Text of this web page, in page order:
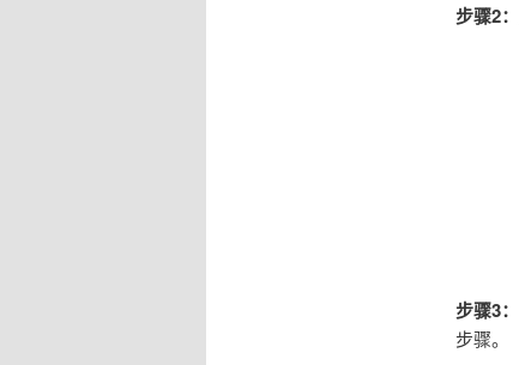
步骤2：
步骤3：
步骤。